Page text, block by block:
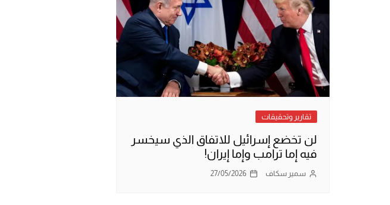
تقارير وتحقيقات
لن تخضع إسرائيل للاتفاق الذي سيخسر
فيه إما ترامب وإما إيران!
سمير سكاف 27/05/2026